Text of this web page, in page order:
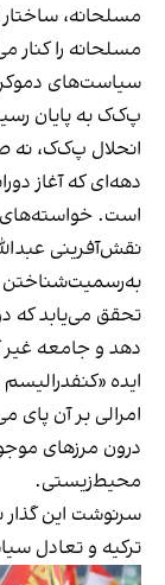
مسلحانه،
مسلحانه را کنار
سیاست‌های
پ‌ک‌ک به پایان
انحلال پ‌ک‌ک، نه
دهه‌ای که آغاز
است. خواسته‌های
نقش‌آفرینی
به‌رسمیت‌شناختن
تحقق می‌یابد که
دهد و جامعه غیر
ایده
امرالی بر آن
درون مرزهای
محیط‌زیستی.
سرنوشت این گذار
ترکیه و تعادل